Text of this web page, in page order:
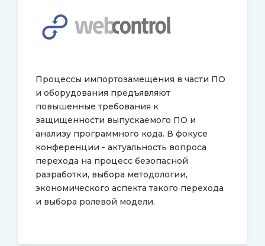
Процессы импортозамещения в части ПО
и оборудования предъявляют
повышенные требования к
защищенности выпускаемого ПО и
анализу программного кода. В фокусе
конференции - актуальность вопроса
перехода на процесс безопасной
разработки, выбора методологии,
экономического аспекта такого перехода
и выбора ролевой модели.